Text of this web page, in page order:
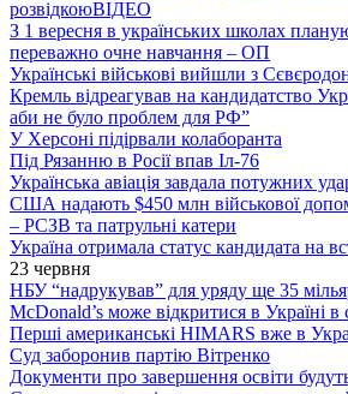
розвідкоюВІДЕО
З 1 вересня в українських школах
переважно очне навчання – ОП
Українські військові вийшли з
Кремль відреагував на кандидатство
аби не було проблем для РФ”
У Херсоні підірвали колаборанта
Під Рязанню в Росії впав Іл-76
Українська авіація завдала потужних
США надають $450 млн військової
– РСЗВ та патрульні катери
Україна отримала статус кандидата на
23 червня
НБУ “надрукував” для уряду ще 35
McDonald’s може відкритися в Україні в
Перші американські HIMARS вже в
Суд заборонив партію Вітренко
Документи про завершення освіти